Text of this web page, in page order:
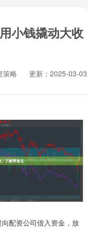
小钱撬动大收
策略
更新：2025-03-03
配资公司借入资金，放